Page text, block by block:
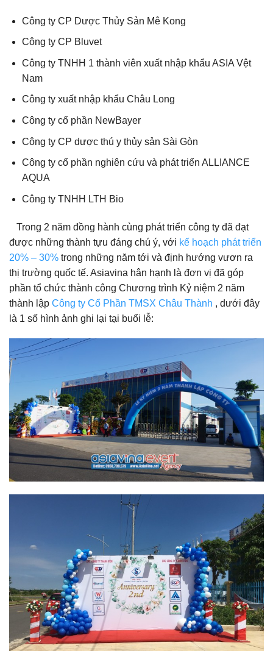
Công ty CP Dược Thủy Sản Mê Kong
Công ty CP Bluvet
Công ty TNHH 1 thành viên xuất nhập khẩu ASIA Vệt
Nam
Công ty xuất nhập khẩu Châu Long
Công ty cổ phần NewBayer
Công ty CP dược thú y thủy sản Sài Gòn
Công ty cổ phần nghiên cứu và phát triển ALLIANCE
AQUA
Công ty TNHH LTH Bio
Trong 2 năm đồng hành cùng phát triển công ty đã đạt
được những thành tựu đáng chú ý, với kế hoạch phát triển
20% – 30% trong những năm tới và định hướng vươn ra
thị trường quốc tế. Asiavina hân hạnh là đơn vị đã góp
phần tổ chức thành công Chương trình Kỷ niệm 2 năm
thành lập Công ty Cổ Phần TMSX Châu Thành , dưới đây
là 1 số hình ảnh ghi lại tại buổi lễ: